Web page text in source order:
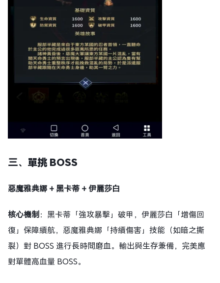
三、 單挑 BOSS
惡魔雅典娜 + 黑卡蒂 + 伊麗莎白
核心機制：黑卡蒂「強攻暴擊」破甲，伊麗莎白「增傷回
復」保障續航，惡魔雅典娜「持續傷害」技能（如暗之撕
裂）對 BOSS 進行長時間磨血。輸出與生存兼備，完美應
對單體高血量 BOSS。